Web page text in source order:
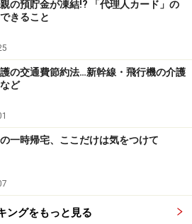
通り道をふさぎ、食べ物を喉頭
物は「喉頭蓋谷（こうとうがい
ットでいったん受け止められま
物が入ってきた」ことを知った
）」は気管に蓋をします。そし
く食道のほうへ送り込まれるの
る気管の蓋は、空気すら通れない
このことから、空気以外の何か
液、薬など）を飲み込む際は、人
の預貯金が凍結!? 「代理人カード」の
きること
の交通費節約法…新幹線・飛行機の介護
ど
一時帰宅、ここだけは気をつけて
ングをもっと見る